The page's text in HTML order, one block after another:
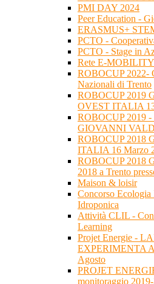
PMI DAY 2024
Peer Education -
ERASMUS+
PCTO -
PCTO - Stage in
Rete E-MOBILITY
ROBOCUP 2022-
Nazionali di Trento
ROBOCUP 2019
OVEST ITALIA
ROBOCUP 2019 -
GIOVANNI
ROBOCUP 2018
ITALIA 16 Marzo
ROBOCUP 2018
2018 a Trento
Maison & loisir
Concorso Ecologia
Idroponica
Attività CLIL -
Learning
Projet Energie -
EXPERIMENTA
Agosto
PROJET
monitoraggio